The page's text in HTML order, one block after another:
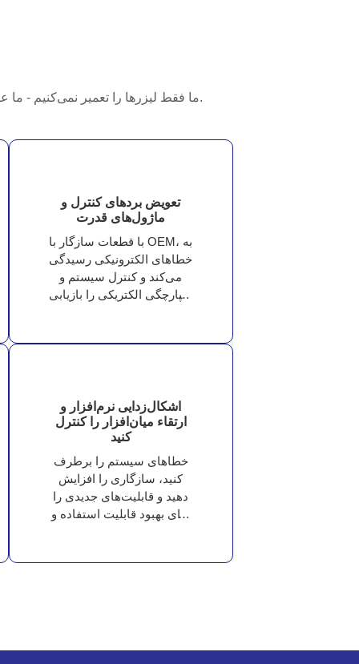
ما فقط لیزرها را تعمیر نمی‌کنیم - ما عملکرد آنها را بازیابی می‌کنیم. روش‌های تشخیصی و کالیبراسیون ما تضمین می‌کند که لیزر فمتوثانیه شما مانند روز اول کار می‌کند.
تعویض بردهای کنترل و
ماژول‌های قدرت
با قطعات سازگار با OEM، به
خطاهای الکترونیکی رسیدگی
می‌کند و کنترل سیستم و
یکپارچگی الکتریکی را بازیابی
اشکال‌زدایی نرم‌افزار و
ارتقاء میان‌افزار را کنترل
کنید
خطاهای سیستم را برطرف
کنید، سازگاری را افزایش
دهید و قابلیت‌های جدیدی را
برای بهبود قابلیت استفاده و